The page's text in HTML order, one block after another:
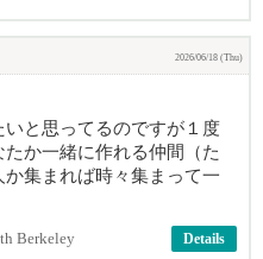
2026/06/18 (Thu)
と思ってるのですが１度
か一緒に作れる仲間（た
集まれば時々集まって一
Berkeley Details